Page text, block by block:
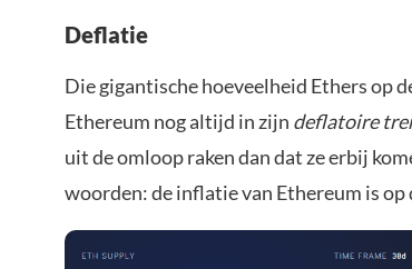
Deflatie
Die gigantische hoeveelheid Ethers op
Ethereum nog altijd in zijn deflatoire
uit de omloop raken dan dat ze erbij
woorden: de inflatie van Ethereum is